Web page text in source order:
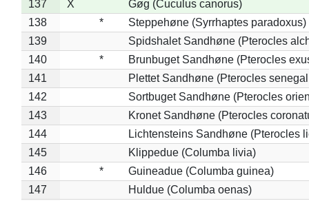
137
X
Gøg (Cuculus canorus)
138
*
Steppehøne (Syrrhaptes paradoxus)
139
Spidshalet Sandhøne (Pterocles
140
*
Brunbuget Sandhøne (Pterocles
141
Plettet Sandhøne (Pterocles
142
Sortbuget Sandhøne (Pterocles
143
Kronet Sandhøne (Pterocles
144
Lichtensteins Sandhøne (Pterocles
145
Klippedue (Columba livia)
146
*
Guineadue (Columba guinea)
147
Huldue (Columba oenas)